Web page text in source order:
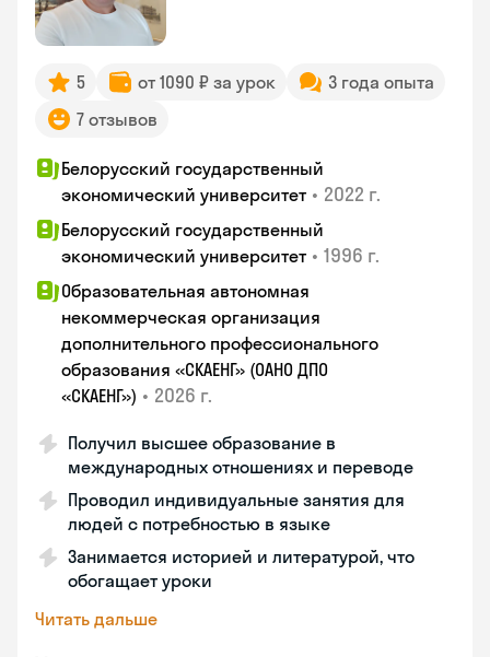
5 от 1090 ₽ за урок
3 года опыта
7 отзывов
Белорусский государственный
экономический университет • 2022 г.
Белорусский государственный
экономический университет • 1996 г.
Образовательная автономная
некоммерческая организация
дополнительного профессионального
образования «СКАЕНГ» (ОАНО ДПО
«СКАЕНГ») • 2026 г.
Получил высшее образование в
международных отношениях и переводе
Проводил индивидуальные занятия для
людей с потребностью в языке
Занимается историей и литературой, что
обогащает уроки
Читать дальше